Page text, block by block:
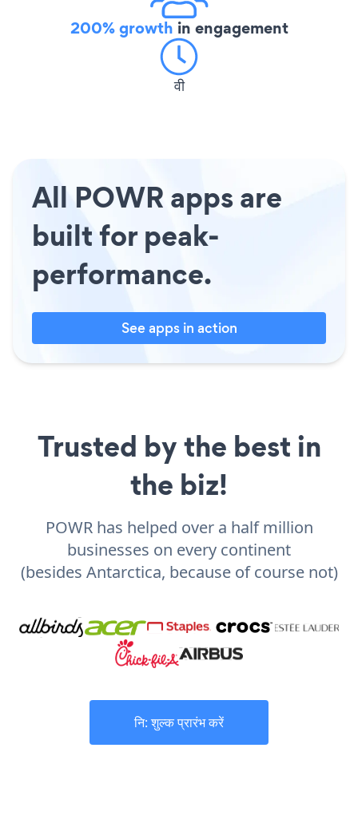
200% growth in engagement
वी
All POWR apps are
built for peak-
performance.
See apps in action
Trusted by the best in
the biz!
POWR has helped over a half million
businesses on every continent
(besides Antarctica, because of course not)
नि: शुल्क प्रारंभ करें